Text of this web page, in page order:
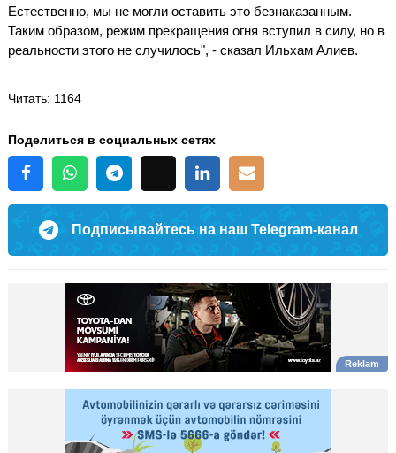
Естественно, мы не могли оставить это безнаказанным.
Таким образом, режим прекращения огня вступил в силу, но в
реальности этого не случилось", - сказал Ильхам Алиев.
Читать: 1164
Поделиться в социальных сетях
Подписывайтесь на наш Telegram-канал